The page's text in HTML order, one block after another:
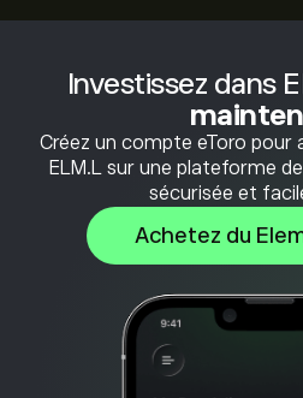
Investissez dans
Créez un compte eToro pour
ELM.L sur une plateforme
sécurisée et
Achetez du